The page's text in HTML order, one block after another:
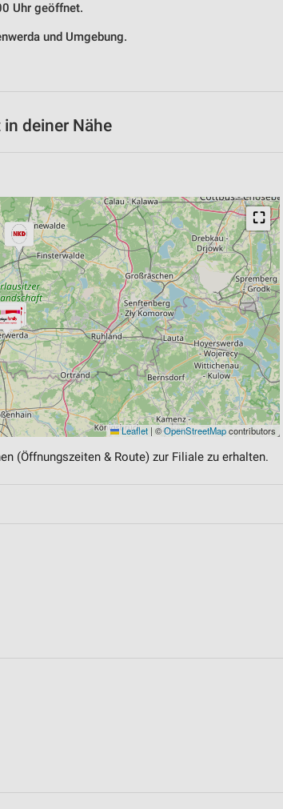
Uhr geöffnet.
und Umgebung.
deiner Nähe
⛶
Leaflet | ©OpenStreetMapcontributors
(Öffnungszeiten & Route) zur Filiale zu erhalten.